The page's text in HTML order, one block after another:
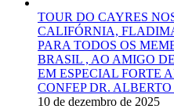
a
civil.
TOUR DO CAYRES
CALIFÓRNIA,
PARA TODOS OS
BRASIL , AO AMIGO
EM ESPECIAL FORTE
CONFEP DR.
10 de dezembro de 2025